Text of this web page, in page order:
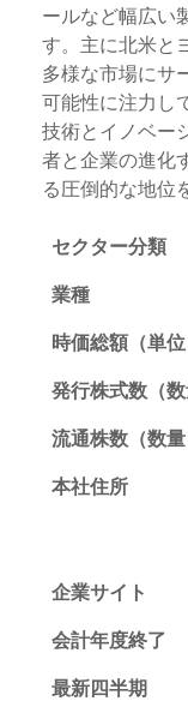
ールなど幅広い
す。主に北米と
多様な市場にサ
可能性に注力し
技術とイノベー
者と企業の進化
る圧倒的な地位
セクター分類
業種
時価総額（単位
発行株式数（数
流通株数（数量
本社住所
企業サイト
会計年度終了
最新四半期